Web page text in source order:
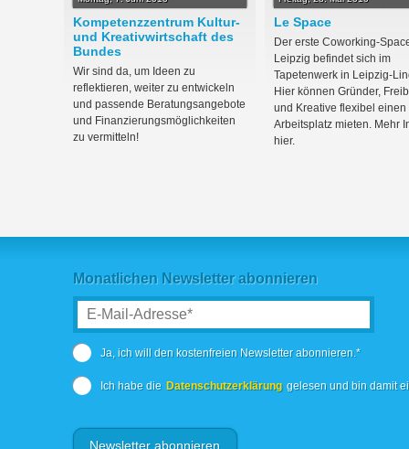
Kompetenzzentrum Kultur-
und Kreativwirtschaft des
Bundes
Wir sind da, um Ideen zu
reflektieren, weiter zu entwickeln
und passende Beratungsangebote
und Finanzierungsmöglichkeiten
zu vermitteln!
Le Space
Der erste Coworking-
Leipzig befindet sich im
Tapetenwerk in Leipzig-
Hier können Gründer,
und Kreative flexibel einen
Arbeitsplatz mieten. Mehr
hier.
Monatlichen Newsletter abonnieren
Ja, ich will den kostenfreien Newsletter abonnieren.*
Ich habe die Datenschutzerklärung gelesen und bin damit